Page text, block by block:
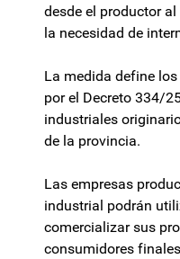
desde el productor
la necesidad de
La medida define
por el Decreto 334/
industriales
de la provincia.
Las empresas
industrial podrán
comercializar sus
consumidores